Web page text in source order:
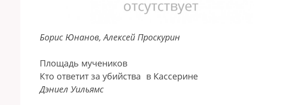
Борис Юнанов, Алексей Проскурин
Площадь мучеников
Кто ответит за убийства в Кассерине
Дэниел Уильямс